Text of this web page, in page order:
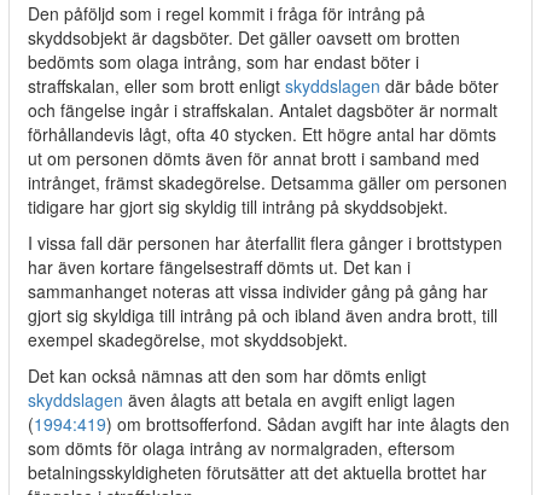
Den påföljd som i regel kommit i fråga för intrång på
skyddsobjekt är dagsböter. Det gäller oavsett om brotten
bedömts som olaga intrång, som har endast böter i
straffskalan, eller som brott enligt skyddslagen där både böter
och fängelse ingår i straffskalan. Antalet dagsböter är normalt
förhållandevis lågt, ofta 40 stycken. Ett högre antal har dömts
ut om personen dömts även för annat brott i samband med
intrånget, främst skadegörelse. Detsamma gäller om personen
tidigare har gjort sig skyldig till intrång på skyddsobjekt.
I vissa fall där personen har återfallit flera gånger i brottstypen
har även kortare fängelsestraff dömts ut. Det kan i
sammanhanget noteras att vissa individer gång på gång har
gjort sig skyldiga till intrång på och ibland även andra brott, till
exempel skadegörelse, mot skyddsobjekt.
Det kan också nämnas att den som har dömts enligt
skyddslagen även ålagts att betala en avgift enligt lagen
(1994:419) om brottsofferfond. Sådan avgift har inte ålagts den
som dömts för olaga intrång av normalgraden, eftersom
betalningsskyldigheten förutsätter att det aktuella brottet har